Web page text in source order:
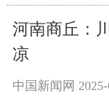
河南商丘：
凉
中国新闻网